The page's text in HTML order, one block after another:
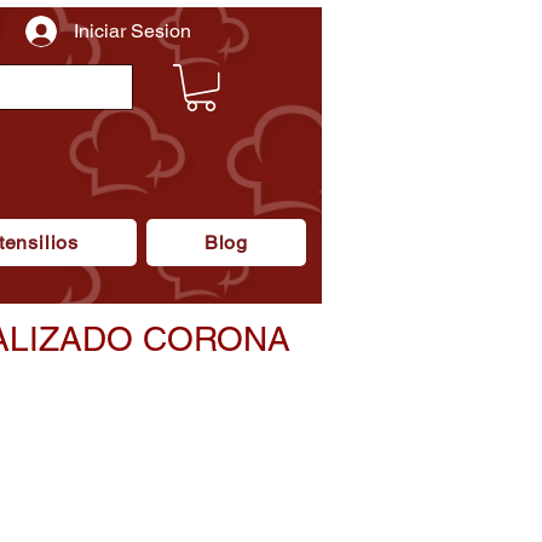
Blog
Iniciar Sesion
CORONA